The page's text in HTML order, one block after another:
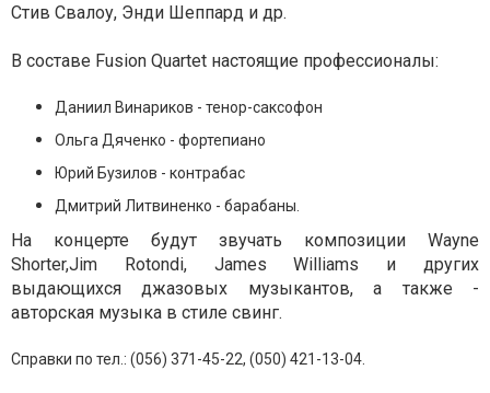
Стив Свалоу, Энди Шеппард и др.
В составе Fusion Quartet настоящие профессионалы:
Даниил Винариков - тенор-саксофон
Ольга Дяченко - фортепиано
Юрий Бузилов - контрабас
Дмитрий Литвиненко - барабаны.
На концерте будут звучать композиции Wayne
Shorter,Jim Rotondi, James Williams и других
выдающихся джазовых музыкантов, а также -
авторская музыка в стиле свинг.
Справки по тел.: (056) 371-45-22, (050) 421-13-04.